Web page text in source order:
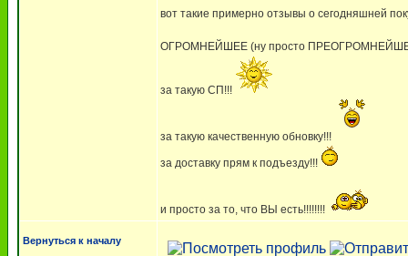
вот такие примерно отзывы о сегодняшней
ОГРОМНЕЙШЕЕ (ну просто
за такую СП!!!
за такую качественную обновку!!!
за доставку прям к подъезду!!!
и просто за то, что ВЫ есть!!!!!!!!
Вернуться к началу